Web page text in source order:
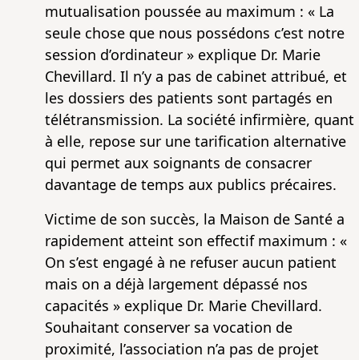
mutualisation poussée au maximum : « La
seule chose que nous possédons c’est notre
session d’ordinateur » explique Dr. Marie
Chevillard. Il n’y a pas de cabinet attribué, et
les dossiers des patients sont partagés en
télétransmission. La société infirmière, quant
à elle, repose sur une tarification alternative
qui permet aux soignants de consacrer
davantage de temps aux publics précaires.
Victime de son succès, la Maison de Santé a
rapidement atteint son effectif maximum : «
On s’est engagé à ne refuser aucun patient
mais on a déjà largement dépassé nos
capacités » explique Dr. Marie Chevillard.
Souhaitant conserver sa vocation de
proximité, l’association n’a pas de projet